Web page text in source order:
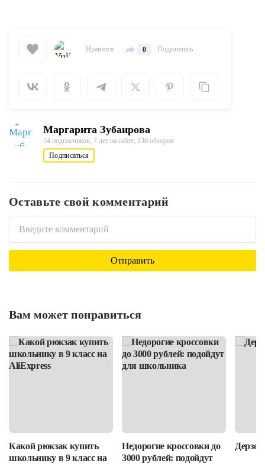
Нравится 0 Поделились
Маргарита Зубаирова
34 подписчиков, 7 лет на сайте, 130 обзоров
Подписаться
Оставьте свой комментарий
Вам может понравиться
Какой рюкзак купить
школьнику в 9 класс на
Недорогие кроссовки до
3000 рублей: подойдут